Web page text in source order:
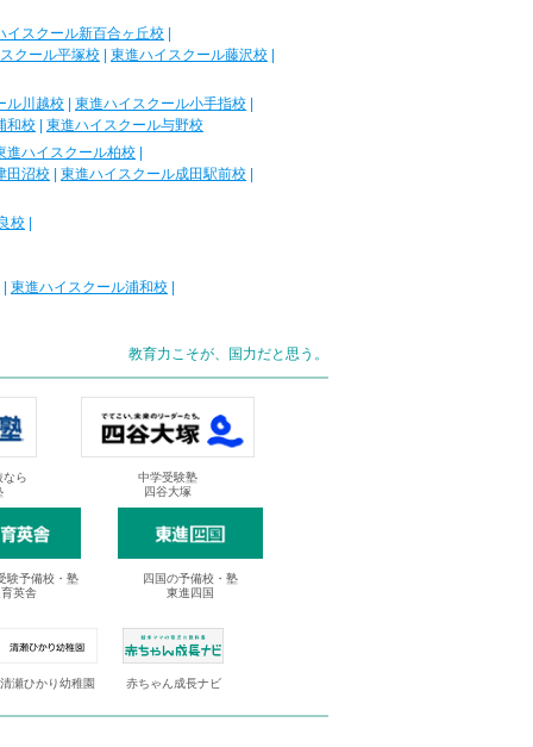
イスクール新百合ヶ丘校
クール平塚校 東進ハイスクール藤沢校
ル川越校 東進ハイスクール小手指校
和校
東進ハイスクール与野校
進ハイスクール柏校
田沼校 東進ハイスクール成田駅前校
校
東進ハイスクール浦和校
教育力こそが、国力だと思う。
なら
中学受験塾
四谷大塚
験予備校・塾
英舎
四国の予備校・塾
東進四国
清瀬ひかり幼稚園 赤ちゃん成長ナビ